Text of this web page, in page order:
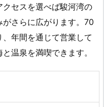
セスを選べば駿河湾の
さらに広がります。70
年間を通じて営業して
温泉を満喫できます。